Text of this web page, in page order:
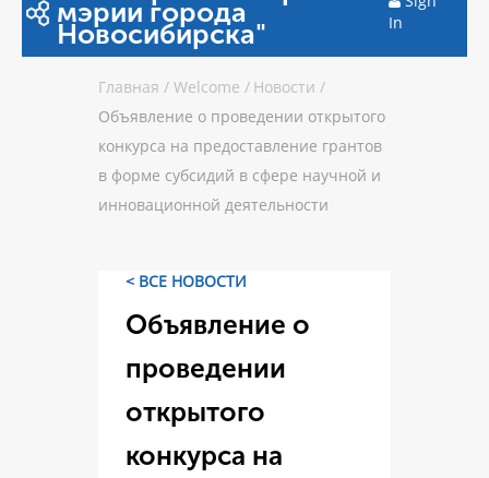
мэрии города
Новосибирска"
In
Главная / Welcome / Новости /
Объявление о проведении открытого
конкурса на предоставление грантов
в форме субсидий в сфере научной и
инновационной деятельности
< ВСЕ НОВОСТИ
Объявление о
проведении
открытого
конкурса на